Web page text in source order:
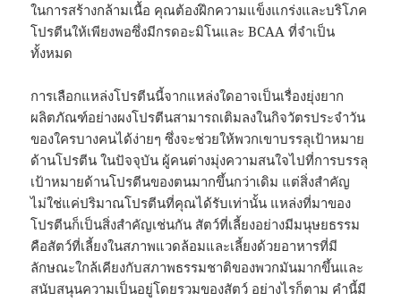
ในการสร้างกล้ามเนื้อ คุณต้องฝึกความแข็งแกร่งและบริโภค
โปรตีนให้เพียงพอซึ่งมีกรดอะมิโนและ BCAA ที่จำเป็น
ทั้งหมด
การเลือกแหล่งโปรตีนนี้จากแหล่งใดอาจเป็นเรื่องยุ่งยาก
ผลิตภัณฑ์อย่างผงโปรตีนสามารถเติมลงในกิจวัตรประจำวัน
ของใครบางคนได้ง่ายๆ ซึ่งจะช่วยให้พวกเขาบรรลุเป้าหมาย
ด้านโปรตีน ในปัจจุบัน ผู้คนต่างมุ่งความสนใจไปที่การบรรลุ
เป้าหมายด้านโปรตีนของตนมากขึ้นกว่าเดิม แต่สิ่งสำคัญ
ไม่ใช่แค่ปริมาณโปรตีนที่คุณได้รับเท่านั้น แหล่งที่มาของ
โปรตีนก็เป็นสิ่งสำคัญเช่นกัน สัตว์ที่เลี้ยงอย่างมีมนุษยธรรม
คือสัตว์ที่เลี้ยงในสภาพแวดล้อมและเลี้ยงด้วยอาหารที่มี
ลักษณะใกล้เคียงกับสภาพธรรมชาติของพวกมันมากขึ้นและ
สนับสนุนความเป็นอยู่โดยรวมของสัตว์ อย่างไรก็ตาม คำนี้มี